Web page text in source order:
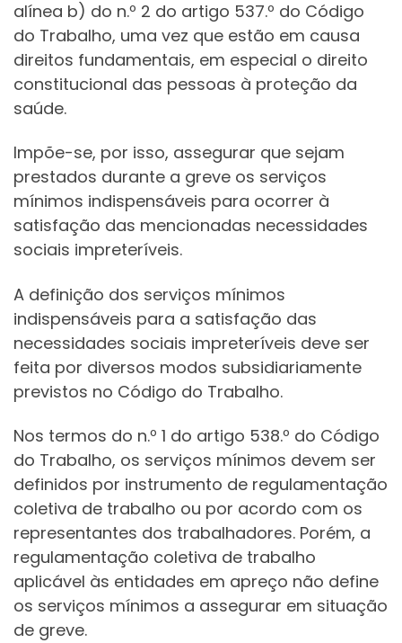
alínea b) do n.º 2 do artigo 537.º do Código
do Trabalho, uma vez que estão em causa
direitos fundamentais, em especial o direito
constitucional das pessoas à proteção da
saúde.
Impõe-se, por isso, assegurar que sejam
prestados durante a greve os serviços
mínimos indispensáveis para ocorrer à
satisfação das mencionadas necessidades
sociais impreteríveis.
A definição dos serviços mínimos
indispensáveis para a satisfação das
necessidades sociais impreteríveis deve ser
feita por diversos modos subsidiariamente
previstos no Código do Trabalho.
Nos termos do n.º 1 do artigo 538.º do Código
do Trabalho, os serviços mínimos devem ser
definidos por instrumento de regulamentação
coletiva de trabalho ou por acordo com os
representantes dos trabalhadores. Porém, a
regulamentação coletiva de trabalho
aplicável às entidades em apreço não define
os serviços mínimos a assegurar em situação
de greve.